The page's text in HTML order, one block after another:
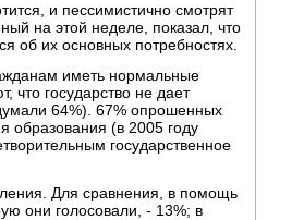
и пессимистично смотрят
на этой неделе, показал, что
об их основных потребностях.
иметь нормальные
что государство не дает
64%). 67% опрошенных
образования (в 2005 году
государственное
Для сравнения, в помощь
они голосовали, - 13%; в